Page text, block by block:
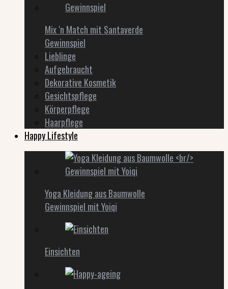
Mix ‘n Match mit Santaverde
Gewinnspiel
Lieblinge
Aufgebraucht
Dekorative Kosmetik
Gesichtspflege
Körperpflege
Haarpflege
Happy Lifestyle
Yoga Kleidung aus Baumwolle
Gewinnspiel mit Yoiqi
Einsichten